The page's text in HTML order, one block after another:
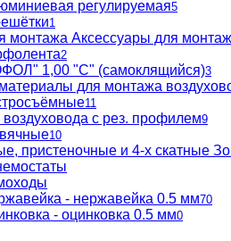
регулируемая5
1
Аксессуары для
2
1,00 "С" (самоклящийся)3
для монтажа
11
с рез. профилем9
10
- нержавейка 0.5 мм70
- оцинковка 0.5 мм0